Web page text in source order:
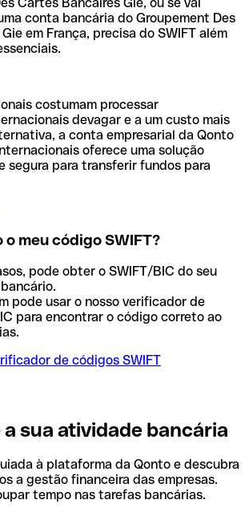
Cartes Bancaires Gie, ou se vai
conta bancária do Groupement Des
em França, precisa do SWIFT além
costumam processar
devagar e a um custo mais
a conta empresarial da Qonto
oferece uma solução
segura para transferir fundos para
meu código SWIFT?
pode obter o SWIFT/BIC do seu
pode usar o nosso verificador de
para encontrar o código correto ao
de códigos SWIFT
sua atividade bancária
à plataforma da Qonto e descubra
a gestão financeira das empresas.
tempo nas tarefas bancárias.